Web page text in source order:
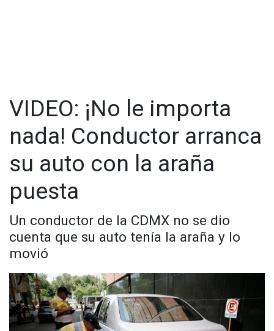
VIDEO: ¡No le importa
nada! Conductor arranca
su auto con la araña
puesta
Un conductor de la CDMX no se dio
cuenta que su auto tenía la araña y lo
movió